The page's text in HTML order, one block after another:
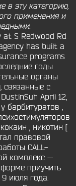
в эту категорию,
применения и
S Redwood Rd
has built a
programs
годы
органы
связанные с
April 12,
барбитуратов ,
, никотин [
правовой
CALL-
комплекс —
приучить
июля года.